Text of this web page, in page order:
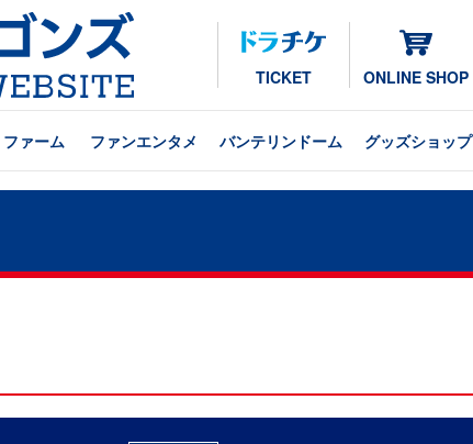
TICKET ONLINE SHOP
ファーム ファンエンタメ バンテリンドーム グッズショップ